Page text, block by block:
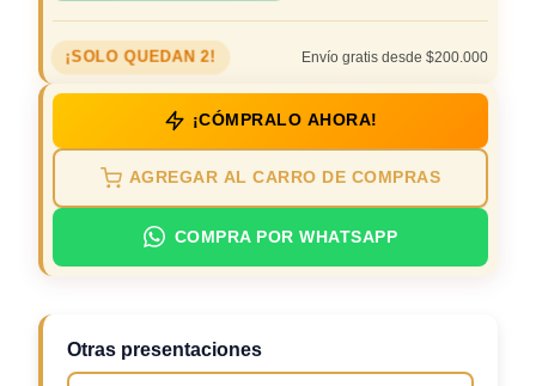
¡SOLO QUEDAN 2! Envío gratis desde $200.000
¡CÓMPRALO AHORA!
AGREGAR AL CARRO DE COMPRAS
COMPRA POR WHATSAPP
Otras presentaciones